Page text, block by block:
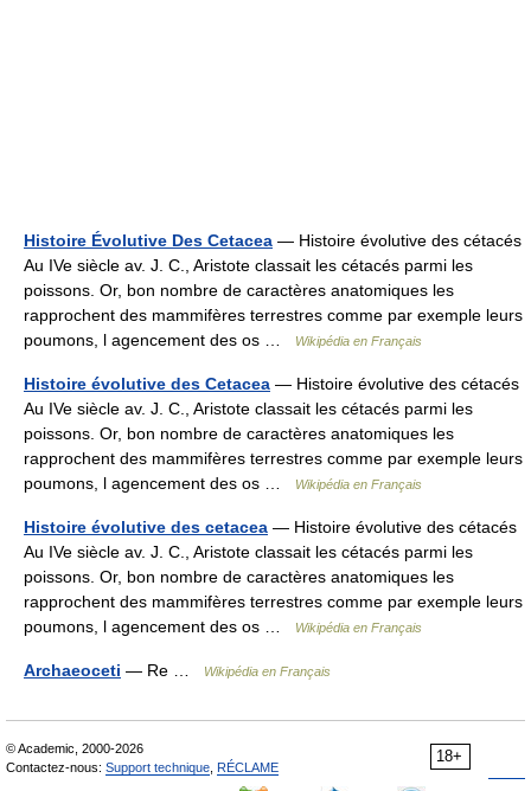
Histoire Évolutive Des Cetacea — Histoire évolutive des cétacés
Au IVe siècle av. J. C., Aristote classait les cétacés parmi les
poissons. Or, bon nombre de caractères anatomiques les
rapprochent des mammifères terrestres comme par exemple leurs
poumons, l agencement des os …
Wikipédia en Français
Histoire évolutive des Cetacea — Histoire évolutive des cétacés
Au IVe siècle av. J. C., Aristote classait les cétacés parmi les
poissons. Or, bon nombre de caractères anatomiques les
rapprochent des mammifères terrestres comme par exemple leurs
poumons, l agencement des os …
Wikipédia en Français
Histoire évolutive des cetacea — Histoire évolutive des cétacés
Au IVe siècle av. J. C., Aristote classait les cétacés parmi les
poissons. Or, bon nombre de caractères anatomiques les
rapprochent des mammifères terrestres comme par exemple leurs
poumons, l agencement des os …
Wikipédia en Français
Archaeoceti — Re … Wikipédia en Français
18+
© Academic, 2000-2026
Contactez-nous: Support technique RÉCLAME